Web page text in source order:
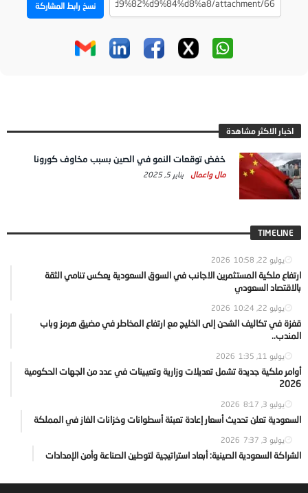
نسخ رابط المشاركة
اخبار الاكثر مشاهدة
خفض توقعات النمو في الصين بسبب مخاوف كورونا
مال واعمال يناير 5, 2025
TIMELINE
يوليو 22, 2026 10:58
ارتفاع ملكية المستثمرين الاجانب في السوق السعودية يعكس تنامي الثقة
بالاقتصاد السعودي
يوليو 22, 2026 10:24
قفزة في تكاليف الشحن إلى الخليج مع ارتفاع المخاطر في مضيق هرمز وباب
المندب..
يوليو 11, 2026 1:35
أوامر ملكية جديدة تشمل تعديلات وزارية وتعيينات في عدد من الجهات الحكومية
2026
يوليو 3, 2026 8:17
السعودية تعلن تحديث أسعار إعادة تعبئة أسطوانات وخزانات الغاز في المملكة
يوليو 3, 2026 7:37
الشراكة السعودية الصينية: أبعاد استراتيجية لتوطين الصناعة وأمن الإمدادات